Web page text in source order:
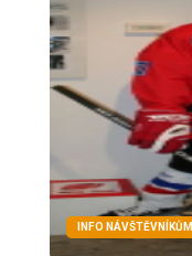
INFO NÁVŠTĚVNÍKŮM